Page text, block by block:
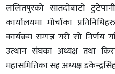
ललितपुरको सातदोबाटो
कार्यालयमा मोर्चाका
कार्यक्रम सम्पन्न गरी सो निर्णय
उत्थान संघका अध्यक्ष तथा
महासमितिका सह अध्यक्ष